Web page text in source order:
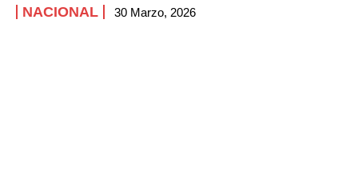
NACIONAL 30 Marzo, 2026